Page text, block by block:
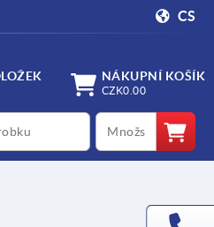
CS
NÁKUPNÍ KOŠÍK
CZK0.00
qty